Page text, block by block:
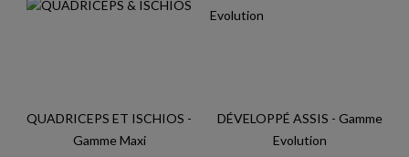
QUADRICEPS ET ISCHIOS -
Gamme Maxi
DÉVELOPPÉ ASSIS - Gamme
Evolution